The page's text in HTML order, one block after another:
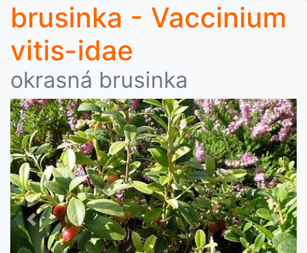
brusinka - Vaccinium
vitis-idae
okrasná brusinka
Předchozí Další